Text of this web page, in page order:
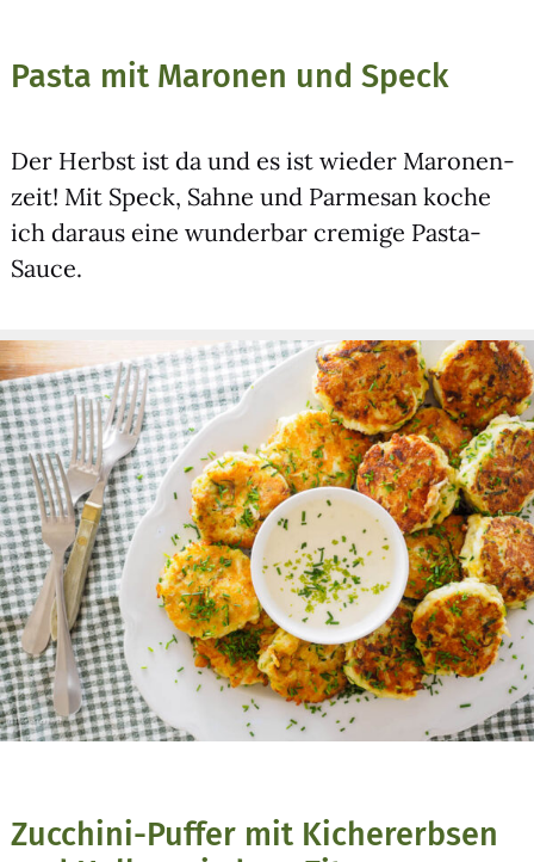
Pasta mit Maronen und Speck
Der Herbst ist da und es ist wie­der Maro­nen­
zeit! Mit Speck, Sah­ne und Par­me­san koche
ich dar­aus eine wun­der­bar cre­mi­ge Pas­ta-
Sau­ce.
Zucchini-Puffer mit Kichererbsen